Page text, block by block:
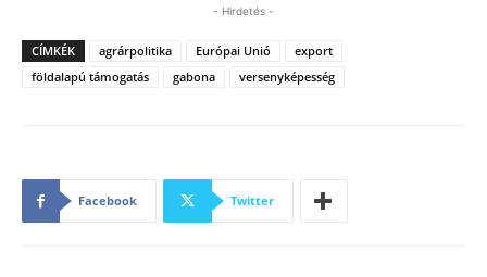
- Hirdetés -
CÍMKÉK agrárpolitika Európai Unió
export
földalapú támogatás
gabona versenyképesség
Facebook Twitter